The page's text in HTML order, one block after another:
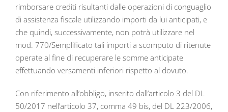
rimborsare crediti risultanti dalle operazioni di conguaglio
di assistenza fiscale utilizzando importi da lui anticipati, e
che quindi, successivamente, non potrà utilizzare nel
mod. 770/Semplificato tali importi a scomputo di ritenute
operate al fine di recuperare le somme anticipate
effettuando versamenti inferiori rispetto al dovuto.
Con riferimento all’obbligo, inserito dall’articolo 3 del DL
50/2017 nell’articolo 37, comma 49 bis, del DL 223/2006,